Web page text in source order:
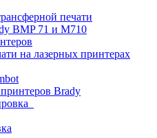
печати
BMP 71 и M710
на лазерных принтерах
Brady